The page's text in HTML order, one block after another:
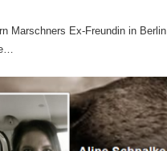
Marschners Ex-Freundin in Berlin